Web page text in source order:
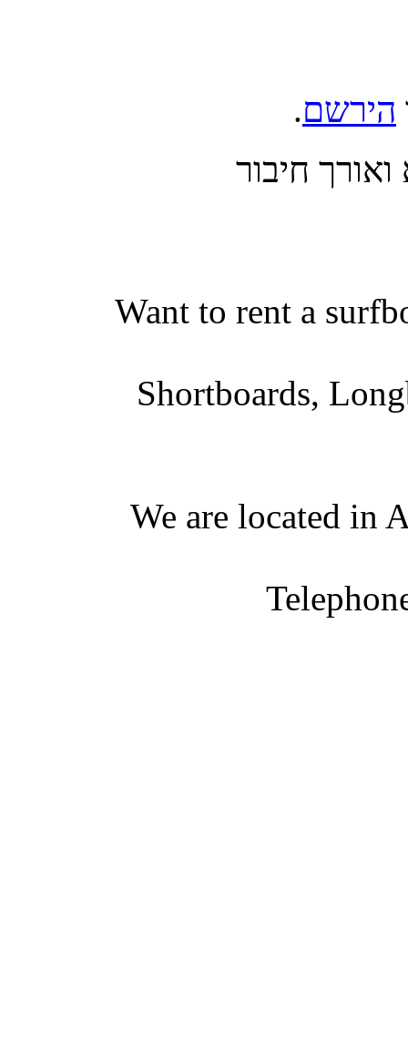
הירשם.
חיבור
Want to rent a
Shortboards,
We are located in